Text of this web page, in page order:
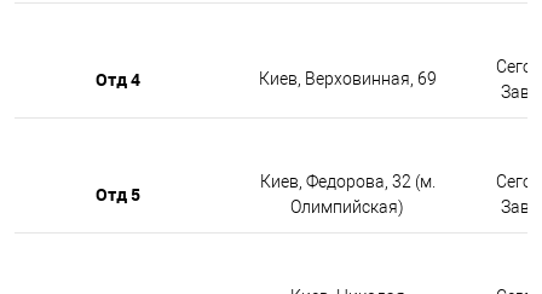
Отд 4 Киев, Верховинная, 69
Отд 5
Киев, Федорова, 32 (м.
Олимпийская)